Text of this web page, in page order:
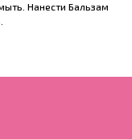
Нанести Бальзам